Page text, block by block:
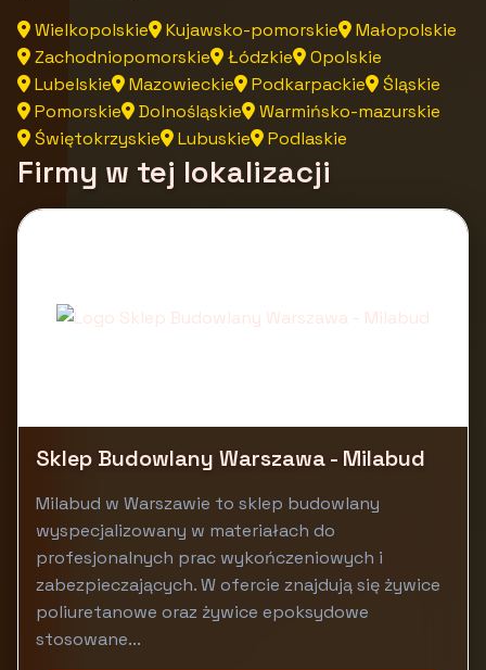
Wielkopolskie Kujawsko-pomorskie
Małopolskie
Zachodniopomorskie
Łódzkie
Opolskie
Lubelskie
Mazowieckie Podkarpackie
Śląskie
Pomorskie
Dolnośląskie
Warmińsko-mazurskie
Świętokrzyskie
Lubuskie Podlaskie
Firmy w tej lokalizacji
Sklep Budowlany Warszawa - Milabud
Milabud w Warszawie to sklep budowlany
wyspecjalizowany w materiałach do
profesjonalnych prac wykończeniowych i
zabezpieczających. W ofercie znajdują się żywice
poliuretanowe oraz żywice epoksydowe
stosowane...